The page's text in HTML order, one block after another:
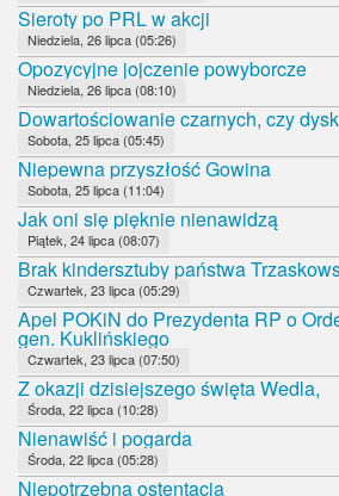
Sieroty po PRL w akcji
Niedziela, 26 lipca (05:26)
Opozycyjne jojczenie powyborcze
Niedziela, 26 lipca (08:10)
Dowartościowanie czarnych, czy
Sobota, 25 lipca (05:45)
Niepewna przyszłość Gowina
Sobota, 25 lipca (11:04)
Jak oni się pięknie nienawidzą
Piątek, 24 lipca (08:07)
Brak kindersztuby państwa
Czwartek, 23 lipca (05:29)
Apel POKiN do Prezydenta RP o
gen. Kuklińskiego
Czwartek, 23 lipca (07:50)
Z okazji dzisiejszego święta Wedla,
Środa, 22 lipca (10:28)
Nienawiść i pogarda
Środa, 22 lipca (05:28)
Niepotrzebna ostentacja